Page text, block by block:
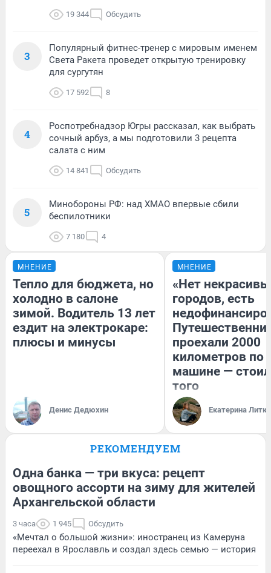
19 344 Обсудить
3
Популярный фитнес-тренер с мировым именем
Света Ракета проведет открытую тренировку
для сургутян
17 592 8
4
Роспотребнадзор Югры рассказал, как выбрать
сочный арбуз, а мы подготовили 3 рецепта
салата с ним
14 841 Обсудить
5
Минобороны РФ: над ХМАО впервые сбили
беспилотники
7 180 4
МНЕНИЕ
Тепло для бюджета, но
холодно в салоне
зимой. Водитель 13 лет
ездит на электрокаре:
плюсы и минусы
Денис Дедюхин
МНЕНИЕ
«Нет
городов, есть
проехали 2000
километров по
машине —
того
Екатерина
РЕКОМЕНДУЕМ
Одна банка — три вкуса: рецепт
овощного ассорти на зиму для жителей
Архангельской области
3 часа 1 945 Обсудить
«Мечтал о большой жизни»: иностранец из Камеруна
переехал в Ярославль и создал здесь семью — история